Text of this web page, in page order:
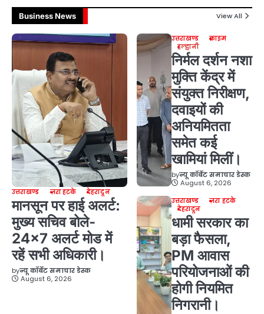
Business News View All
उत्तराखण्ड ज़रा हटके देहरादून
मानसून पर हाई अलर्ट:
मुख्य सचिव बोले-
24×7 अलर्ट मोड में
रहें सभी अधिकारी।
byन्यू कॉर्बेट समाचार डेस्क
August 6, 2026
उत्तराखण्ड
क्राइम
हल्द्वानी
निर्मल दर्शन नशा
मुक्ति केंद्र में
संयुक्त निरीक्षण,
दवाइयों की
अनियमितता
समेत कई
खामियां मिलीं।
byन्यू कॉर्बेट समाचार डेस्क
August 6, 2026
उत्तराखण्ड
ज़रा हटके
देहरादून
धामी सरकार का
बड़ा फैसला,
PM आवास
परियोजनाओं की
होगी नियमित
निगरानी।